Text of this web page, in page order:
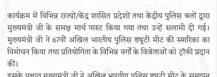
कार्यक्रम में विभिन्न राज्यों/केंद्र शासित प्रदेशों तथा केंद्रीय पुलिस बलों द्वारा
मुख्यमंत्री जी के समक्ष मार्च पास्ट किया गया तथा उन्हें सलामी दी गई।
मुख्यमंत्री जी ने 67वीं अखिल भारतीय पुलिस ड्यूटी मीट की स्मारिका का
विमोचन किया तथा प्रतियोगिता के विभिन्न वर्गों के विजेताओं को ट्रॉफी प्रदान
कीं।